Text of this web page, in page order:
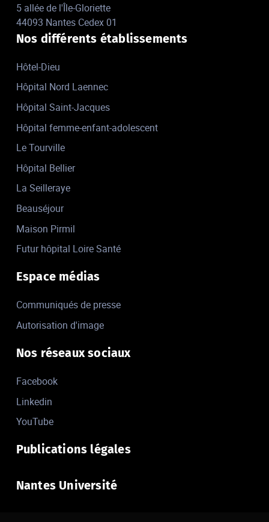
5 allée de l'Île-Gloriette
44093 Nantes Cedex 01
Nos différents établissements
Hôtel-Dieu
Hôpital Nord Laennec
Hôpital Saint-Jacques
Hôpital femme-enfant-adolescent
Le Tourville
Hôpital Bellier
La Seilleraye
Beauséjour
Maison Pirmil
Futur hôpital Loire Santé
Espace médias
Communiqués de presse
Autorisation d'image
Nos réseaux sociaux
Facebook
Linkedin
YouTube
Publications légales
Nantes Université